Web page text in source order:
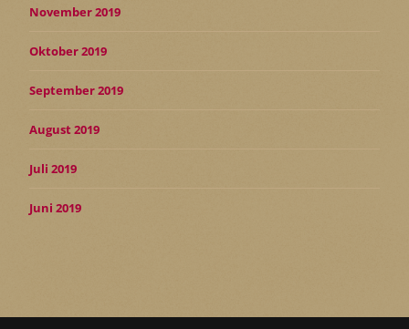
November 2019
Oktober 2019
September 2019
August 2019
Juli 2019
Juni 2019